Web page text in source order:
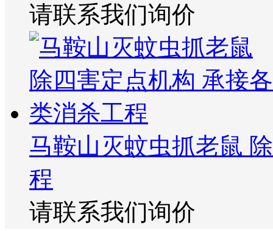
请联系我们询价
马鞍山灭蚊虫抓老鼠
程
请联系我们询价